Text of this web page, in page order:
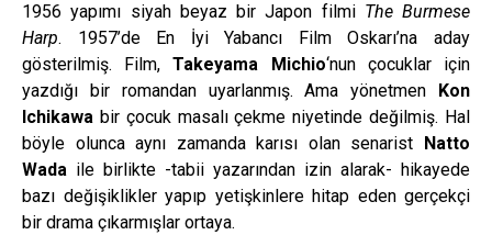
1956 yapımı siyah beyaz bir Japon filmi The Burmese
Harp. 1957’de En İyi Yabancı Film Oskarı’na aday
gösterilmiş. Film,Takeyama Michio‘nun çocuklar için
yazdığı bir romandan uyarlanmış. Ama yönetmen
Kon
Ichikawa bir çocuk masalı çekme niyetinde değilmiş. Hal
böyle olunca aynı zamanda karısı olan senarist
Natto
Wada ile birlikte -tabii yazarından izin alarak- hikayede
bazı değişiklikler yapıp yetişkinlere hitap eden gerçekçi
bir drama çıkarmışlar ortaya.